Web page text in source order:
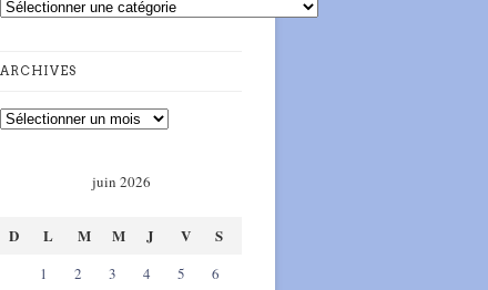
ARCHIVES
juin 2026
D L M M J V S
1 2 3 4 5
6